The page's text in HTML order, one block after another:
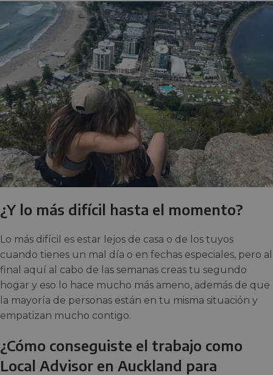
¿Y lo más difícil hasta el momento?
Lo más difícil es estar lejos de casa o de los tuyos
cuando tienes un mal día o en fechas especiales, pero al
final aquí al cabo de las semanas creas tu segundo
hogar y eso lo hace mucho más ameno, además de que
la mayoría de personas están en tu misma situación y
empatizan mucho contigo.
¿Cómo conseguiste el trabajo como
Local Advisor en Auckland para